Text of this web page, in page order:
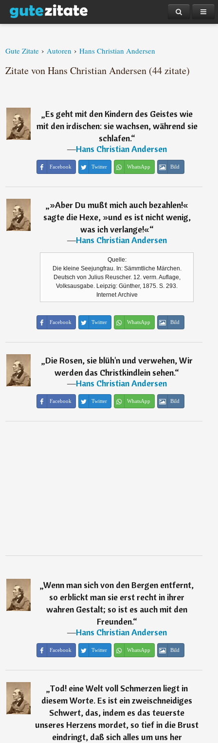
Gute Zitate › Autoren › Hans Christian Andersen
Zitate von Hans Christian Andersen (44 zitate)
„Es geht mit den Kindern des Geistes wie
mit den irdischen: sie wachsen, während sie
schlafen.“
―Hans Christian Andersen
Facebook Twitter WhatsApp Bild
„»Aber Du mußt mich auch bezahlen!«
sagte die Hexe, »und es ist nicht wenig,
was ich verlange!«“
―Hans Christian Andersen
Quelle:
Die kleine Seejungfrau. In: Sämmtliche Märchen.
Deutsch von Julius Reuscher. 12. verm. Auflage,
Volksausgabe. Leipzig: Günther, 1875. S. 293.
Internet Archive
Facebook Twitter WhatsApp Bild
„Die Rosen, sie blüh'n und verwehen, Wir
werden das Christkindlein sehen.“
―Hans Christian Andersen
Facebook Twitter WhatsApp Bild
„Wenn man sich von den Bergen entfernt,
so erblickt man sie erst recht in ihrer
wahren Gestalt; so ist es auch mit den
Freunden.“
―Hans Christian Andersen
Facebook Twitter WhatsApp Bild
„Tod! eine Welt voll Schmerzen liegt in
diesem Worte. Es ist ein zweischneidiges
Schwert, das, indem es das teuerste
unseres Herzens mordet, so tief in die Brust
eindringt, daß sich alles um uns her